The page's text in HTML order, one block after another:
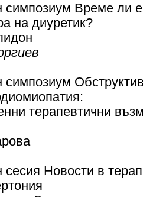
симпозиум Време ли
на диуретик?
симпозиум
терапевтични
Новости в